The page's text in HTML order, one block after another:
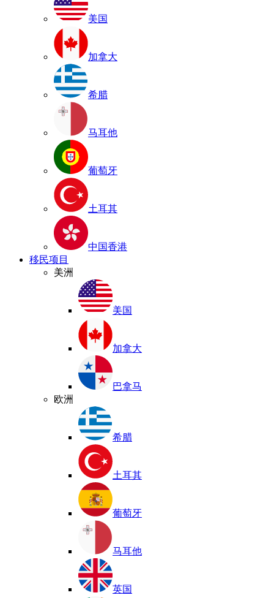
美国
加拿大
希腊
马耳他
葡萄牙
土耳其
中国香港
移民项目
美洲
美国
加拿大
巴拿马
欧洲
希腊
土耳其
葡萄牙
马耳他
英国